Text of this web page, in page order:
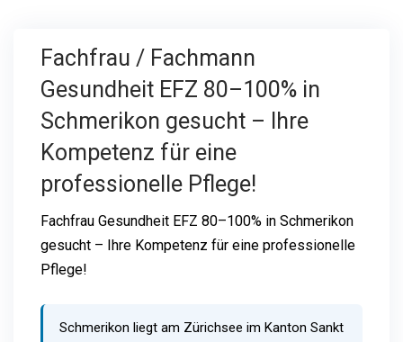
Fachfrau / Fachmann
Gesundheit EFZ 80–100% in
Schmerikon gesucht – Ihre
Kompetenz für eine
professionelle Pflege!
Fachfrau Gesundheit EFZ 80–100% in Schmerikon
gesucht – Ihre Kompetenz für eine professionelle
Pflege!
Schmerikon liegt am Zürichsee im Kanton Sankt